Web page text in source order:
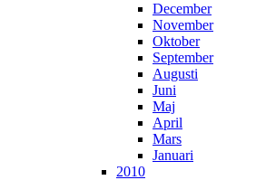
December
November
Oktober
September
Augusti
Juni
Maj
April
Mars
Januari
2010